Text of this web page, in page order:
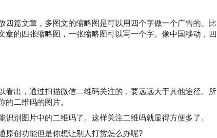
四篇文章，多图文的缩略图是可以用四个字做一个广告的。比
章的四张缩略图，一张缩略图可以写一个字。像中国移动，四
看出，通过扫描微信二维码关注的，要远远大于其他途径。所
的二维码的图片。
识别图片中的二维码了。这样关注二维码就显得方便多了。
原创功能但是你想让别人打赏怎么办呢?